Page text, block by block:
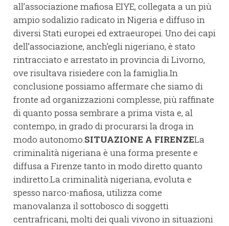
all’associazione mafiosa EIYE, collegata a un più
ampio sodalizio radicato in Nigeria e diffuso in
diversi Stati europei ed extraeuropei. Uno dei capi
dell’associazione, anch’egli nigeriano, è stato
rintracciato e arrestato in provincia di Livorno,
ove risultava risiedere con la famiglia.In
conclusione possiamo affermare che siamo di
fronte ad organizzazioni complesse, più raffinate
di quanto possa sembrare a prima vista e, al
contempo, in grado di procurarsi la droga in
modo autonomo.SITUAZIONE A FIRENZELa
criminalità nigeriana è una forma presente e
diffusa a Firenze tanto in modo diretto quanto
indiretto.La criminalità nigeriana, evoluta e
spesso narco-mafiosa, utilizza come
manovalanza il sottobosco di soggetti
centrafricani, molti dei quali vivono in situazioni